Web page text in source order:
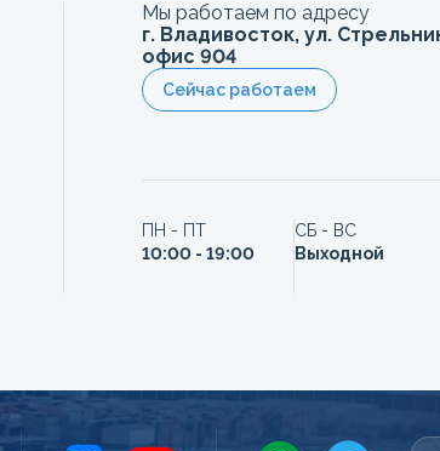
Мы работаем по адресу
г. Владивосток, ул.
офис 904
Сейчас работаем
ПН - ПТ
10:00 - 19:00
СБ - ВС
Выходной